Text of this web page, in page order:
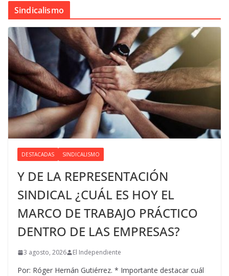
Sindicalismo
DESTACADAS SINDICALISMO
Y DE LA REPRESENTACIÓN
SINDICAL ¿CUÁL ES HOY EL
MARCO DE TRABAJO PRÁCTICO
DENTRO DE LAS EMPRESAS?
3 agosto, 2026 El Independiente
Por: Róger Hernán Gutiérrez. * Importante destacar cuál